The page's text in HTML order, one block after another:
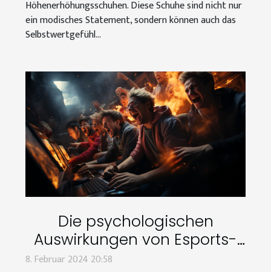
Höhenerhöhungsschuhen. Diese Schuhe sind nicht nur
ein modisches Statement, sondern können auch das
Selbstwertgefühl...
Die psychologischen
Auswirkungen von Esports-
Wetten auf Spieler
8. Februar 2024 20:58